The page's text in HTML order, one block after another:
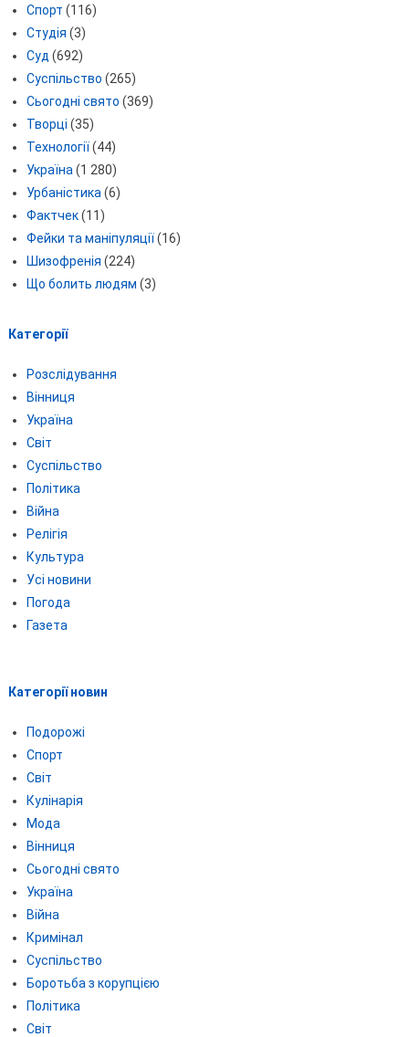
Спорт (116)
Студія (3)
Суд (692)
Суспільство (265)
Сьогодні свято (369)
Творці (35)
Технології(44)
Україна (1 280)
Урбаністика (6)
Фактчек(11)
Фейки та маніпуляції(16)
Шизофренія (224)
Що болить людям (3)
Категорії
Розслідування
Вінниця
Україна
Світ
Суспільство
Політика
Війна
Релігія
Культура
Усі новини
Погода
Газета
Категорії новин
Подорожі
Спорт
Світ
Кулінарія
Мода
Вінниця
Сьогодні свято
Україна
Війна
Кримінал
Суспільство
Боротьба з корупцією
Політика
Світ